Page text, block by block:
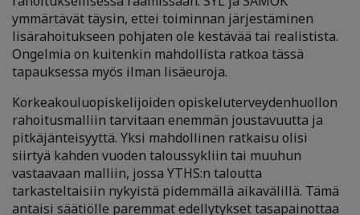
ymmärtävät täysin, ettei toiminnan järjestäminen
lisärahoitukseen pohjaten ole kestävää tai realistista.
Ongelmia on kuitenkin mahdollista ratkoa tässä
tapauksessa myös ilman lisäeuroja.
Korkeakouluopiskelijoiden opiskeluterveydenhuollon
rahoitusmalliin tarvitaan enemmän joustavuutta ja
pitkäjänteisyyttä. Yksi mahdollinen ratkaisu olisi
siirtyä kahden vuoden taloussykliin tai muuhun
vastaavaan malliin, jossa YTHS:n taloutta
tarkasteltaisiin nykyistä pidemmällä aikavälillä. Tämä
antaisi säätiölle paremmat edellytykset tasapainottaa